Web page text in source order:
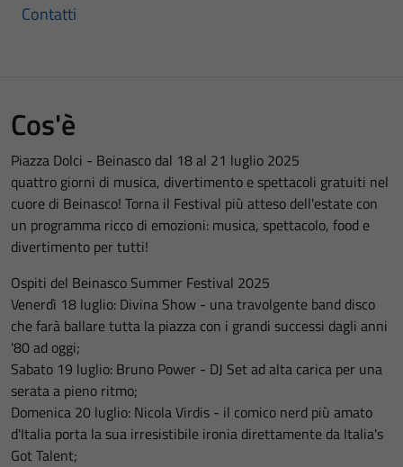
Contatti
Cos'è
Piazza Dolci - Beinasco dal 18 al 21 luglio 2025
quattro giorni di musica, divertimento e spettacoli gratuiti nel
cuore di Beinasco! Torna il Festival più atteso dell'estate con
un programma ricco di emozioni: musica, spettacolo, food e
divertimento per tutti!
Ospiti del Beinasco Summer Festival 2025
Venerdì 18 luglio: Divina Show - una travolgente band disco
che farà ballare tutta la piazza con i grandi successi dagli anni
'80 ad oggi;
Sabato 19 luglio: Bruno Power - DJ Set ad alta carica per una
serata a pieno ritmo;
Domenica 20 luglio: Nicola Virdis - il comico nerd più amato
d'Italia porta la sua irresistibile ironia direttamente da Italia's
Got Talent;